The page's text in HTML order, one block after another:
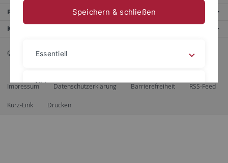
Portale
Kontaktinfo
© 2026 Eberhard Karls Universität Tübingen, Tübingen
Impressum Datenschutzerklärung Barrierefreiheit RSS-Feed
Kurz-Link Drucken
Speichern & schließen
Essentiell
Videos